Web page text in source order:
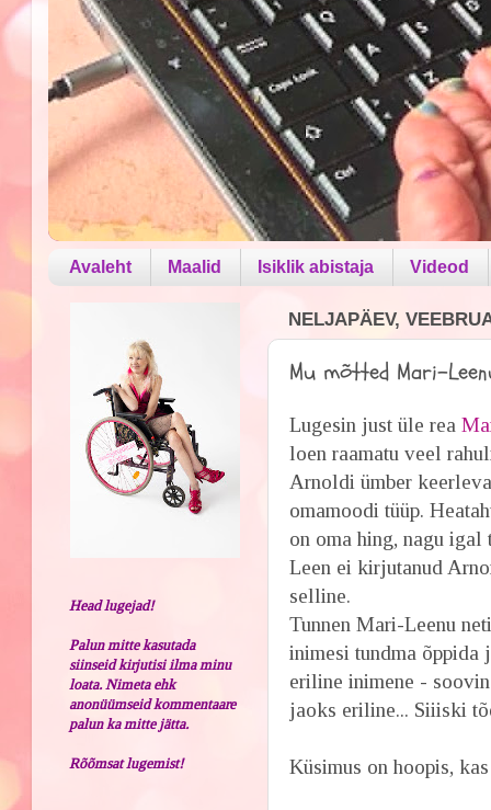
Avaleht Maalid Isiklik abistaja Videod
NELJAPÄEV,
Mu mõtted Mari-
Lugesin just üle rea
loen raamatu veel
Arnoldi ümber
omamoodi tüüp.
on oma hing, nagu igal
Leen ei kirjutanud
selline.
Tunnen Mari-Leenu
inimesi tundma õppida
eriline inimene -
jaoks eriline... Siiiski
Küsimus on hoopis,
Head lugejad!
Palun mitte kasutada
siinseid kirjutisi ilma minu
loata. Nimeta ehk
anonüümseid kommentaare
palun ka mitte jätta.
Rõõmsat lugemist!